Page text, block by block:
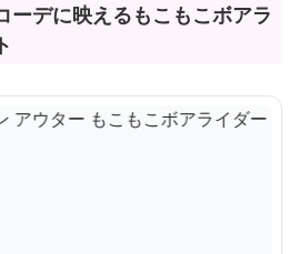
ーデに映えるもこもこボアラ